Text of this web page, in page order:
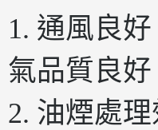
1. 通風良
氣品質良好
2. 油煙處